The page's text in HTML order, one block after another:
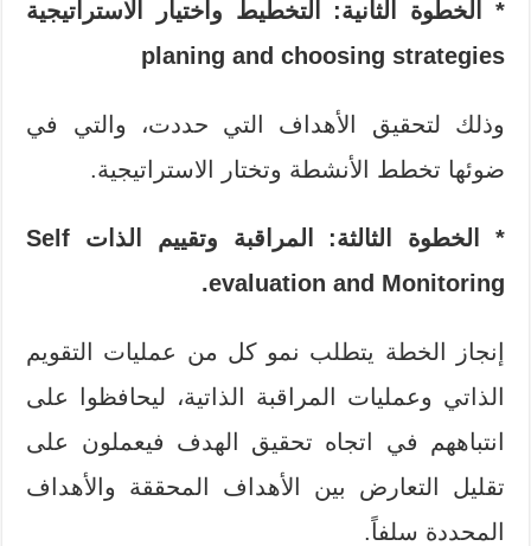
* الخطوة الثانية: التخطيط واختيار الاستراتيجية
planing and choosing strategies
وذلك لتحقيق الأهداف التي حددت، والتي في
ضوئها تخطط الأنشطة وتختار الاستراتيجية.
* الخطوة الثالثة: المراقبة وتقييم الذات Self
evaluation and Monitoring
.
إنجاز الخطة يتطلب نمو كل من عمليات التقويم
الذاتي وعمليات المراقبة الذاتية، ليحافظوا على
انتباههم في اتجاه تحقيق الهدف فيعملون على
تقليل التعارض بين الأهداف المحققة والأهداف
المحددة سلفاً.